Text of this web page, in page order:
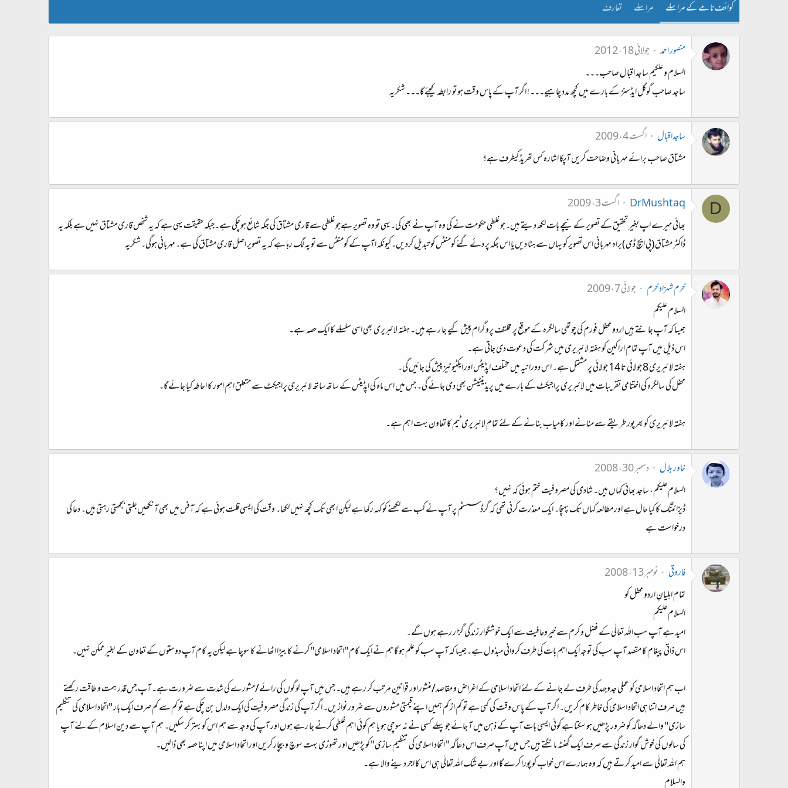
کوائف نامے کے مراسلے مراسلے تعارف
منصور احمد
جولائی 18، 2012
السلام و علکیم ساجد اقبال صاحب۔۔۔
ساجد صاحب گوگل ایڈسنز کے بارے میں کچھ مدد چاہیے۔۔۔ ! اگر آپ کے پاس وقت ہو تو رابطہ کیجئے گا۔۔۔ شکریہ
ساجداقبال
اگست 4، 2009
مشتاق صاحب برائے مہربانی وضاحت کریں آپکا اشارہ کس تھریڈ کیطرف ہے؟
D
DrMushtaq
اگست 3، 2009
بھائی میرے اپ بغیر تحقیق کے تصویر کے نیچے بات لکھ دیتے ہیں۔جو غلطی حکومت نے کی وہ آپ نے بھی کی۔یہی تو وہ تصویر ہےجو غلطی سے قاری مشتاق کی جگہ شائع ہوچکی ہے۔جبکہ حقیقت یہی ہے کہ یہ شخص قاری مشتاق نہیں ہے بلکہ یہ
ڈاکٹر مشتاق (پی ایچ ڈی )براہ مہربانی اس تصویر کو یہاں سے ہٹا دیں یا اس جگہ پر دئے گئے کومنٹس کو تبدیل کردیں۔کیونکہ اآپ کے کومنٹس سے تو یہ لگ رہا ہے کہ یہ تصویر اصل قاری مشتاق کی ہے۔مہربانی ہوگی۔شکریہ
خرم شہزاد خرم
جولائی 7، 2009
السلام علیکم
جیسا کہ آپ جانتے ہیں اردو محفل فورم کی چوتھی سالگرہ کے موقع پر مخلتف پروگرام پیش کیے جا رہے ہیں۔ ہفتہ لائبریری بھی اسی سلسلے کا ایک حصہ ہے۔
اس ذیل میں آپ تمام اراکین کو ہفتہ لائبریری میں شرکت کی دعوت دی جاتی ہے۔
ہفتہ لائبریری 8 جولائی تا 14 جولائی پر مشتمل ہے۔ اس دورانیہ میں مختلف اپڈیٹس اور ایکٹیوٹیز پیش کی جائیں گی۔
محفل کی سالگرہ کی اختتامی تقریبات میں لائبریری پراجیکٹ کے بارے میں پریذینٹیشن بھی دی جائے گی۔ جس میں اس ماہ کی اپڈیٹس کے ساتھ ساتھ لائبریری پراجیکٹ سے متعلق اہم امور کا احاطہ کیا جائے گا۔
ہفتہ لائبریری کو بھرپور طریقے سے منانے اور کامیاب بنانے کے لئے تمام لائبریری ٹیم کا تعاون بہت اہم ہے۔
خاور بلال
دسمبر 30، 2008
السلام علیکم، ساجد بھائی کہاں‌ ہیں۔ شادی کی مصروفیت ختم ہوئی کہ نہیں؟
ڈیزائننگ کا کیا حال ہے اور مطالعہ کہاں‌ تک پہنچا۔ ایک معذرت کرنی تھی کہ گرڈ سسٹم پر آپ نے کب سے لکھنے کو کہہ رکھا ہے لیکن ابھی تک کچھ نہیں لکھا۔ وقت کی ایسی قلت ہوئی ہے کہ آفس میں بھی آنکھیں‌جلتی بجھتی رہتی ہیں۔ دعا کی
درخواست ہے
فاروقی
نومبر 13، 2008
تمام اہلیانِ اردو محفل کو
السلام علیکم
امید ہے آپ سب اللہ تعالٰی کے فضل و کرم سے خیروعافیت سے ایک خوشگوار زندگی گزار رہے ہوں گے۔
اس ذاتی پیغام کا مقصد آپ سب کی توجہ ایک اہم بات کی طرف کروانی مبذول ہے۔جیسا کہ آپ سب کو علم ہو گا ہم نے ایک کام "اتحاد اسلامی" کرنے کا بیڑا اٹھانے کا سوچا ہے لیکن یہ کام آپ دوستوں کے تعاون کے بغیر ممکن نہیں۔
اب ہم اتحاد اسلامی کو عملی جدوجہد کی طرف لے جانے کے لئے اتحاد اسلامی کے اغراض و مقاصد/منشور اور قوانین مرتب کر رہے ہیں۔ جس میں آپ لوگوں کی رائے/مشورے کی شدت سے ضرورت ہے۔ آپ جس قدر ہمت و طاقت رکھتے
ہیں صرف اتنا ہی اتحاد اسلامی کی خاطر کام کریں۔ اگر آپ کے پاس وقت کی کمی ہے تو کم از کم ہمیں اپنے قیمتی مشوروں سے ضرور نوازیں۔ اگر آپ کی زندگی مصروفیت کی ایک دلدل بن چکی ہے تو کم سے کم صرف ایک بار "اتحاد اسلامی کی تنظیم
سازی" والے دھاگہ کو ضرور پڑھیں ہو سکتا ہے کوئی ایسی بات آپ کے ذہن میں آ جائے جو پہلے کسی نے نہ سوچی ہو یا ہم کوئی اہم غلطی کرنے جا رہے ہوں اور آپ کی وجہ سے ہم اس کو بہتر کر سکیں۔ ہم آپ سے دین اسلام کے لئے آپ
کی سالوں کی خوش گوار زندگی سے صرف ایک گھنٹہ مانگتے ہیں جس میں آپ صرف اس دھاگہ " اتحاد اسلامی کی تنظیم سازی" کو پڑھیں اور تھوڑی بہت سوچ و بیچار کریں اور اتحاد اسلامی میں اپنا حصہ بھی ڈالیں۔
ہم اللہ تعالٰی سے امید کرتے ہیں کہ وہ ہمارے اس خواب کو پورا کرے گا اور بے شک اللہ تعالٰی ہی اس کا اجر دینے والا ہے۔
والسلام